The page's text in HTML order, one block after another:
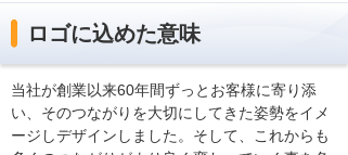
ロゴに込めた意味
当社が創業以来60年間ずっとお客様に寄り添
い、そのつながりを大切にしてきた姿勢をイメ
ージしデザインしました。そして、これからも